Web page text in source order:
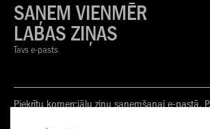
SAŅEM VIENMĒR
LABAS ZIŅAS
Tavs e-pasts
Piekrītu komerciālu ziņu saņemšanai e-pastā.